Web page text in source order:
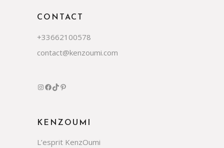
CONTACT
+33662100578
contact@kenzoumi.com
Instagram
Facebook
TikTokPinterest
KENZOUMI
L’esprit KenzOumi